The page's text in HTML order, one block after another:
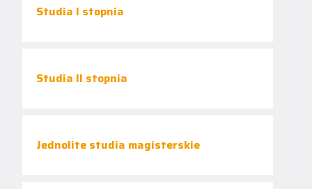
Studia I stopnia
Studia II stopnia
Jednolite studia magisterskie